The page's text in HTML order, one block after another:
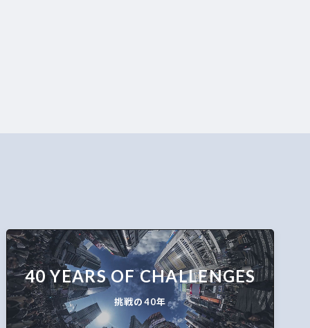
40 YEARS OF CHALLENGES
挑戦の40年